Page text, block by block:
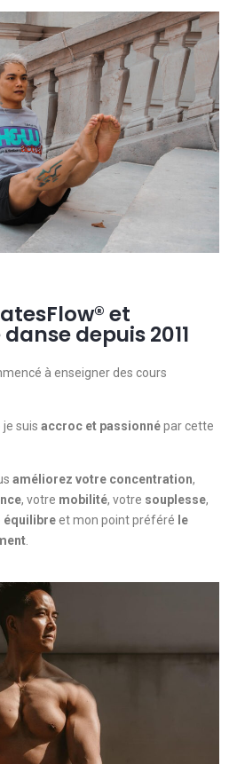
et
depuis 2011
à enseigner des cours
suis accroc et passionnépar cette
améliorez votre concentration,
, votre mobilité, votre souplesse,
équilibreet mon point préféré le